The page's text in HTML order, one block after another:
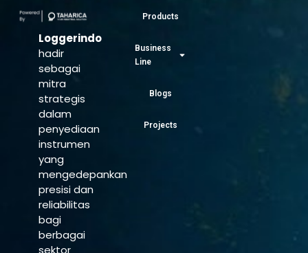
Loggerindo
hadir
sebagai
mitra
strategis
dalam
penyediaan
instrumen
yang
mengedepankan
presisi dan
reliabilitas
bagi
berbagai
sektor
Products
Business
Line
Blogs
Projects